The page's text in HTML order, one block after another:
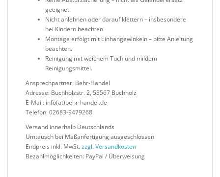
geeignet.
Nicht anlehnen oder darauf klettern – insbesondere
bei Kindern beachten.
Montage erfolgt mit Einhängewinkeln – bitte Anleitung
beachten.
Reinigung mit weichem Tuch und mildem
Reinigungsmittel.
Ansprechpartner: Behr-Handel
Adresse: Buchholzstr. 2, 53567 Buchholz
E-Mail: info(at)behr-handel.de
Telefon: 02683-9479268
Versand innerhalb Deutschlands
Umtausch bei Maßanfertigung ausgeschlossen
Endpreis inkl. MwSt.zzgl. Versandkosten
Bezahlmöglichkeiten: PayPal / Überweisung